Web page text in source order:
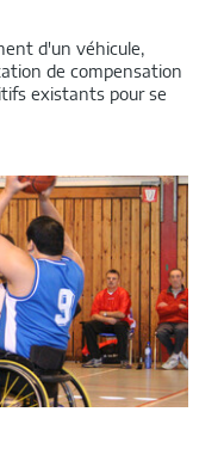
d'un véhicule,
de compensation
existants pour se